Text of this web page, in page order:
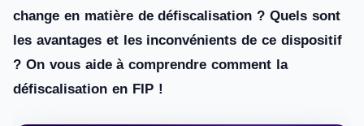
change en matière de défiscalisation ? Quels sont
les avantages et les inconvénients de ce dispositif
? On vous aide à comprendre comment la
défiscalisation en FIP !